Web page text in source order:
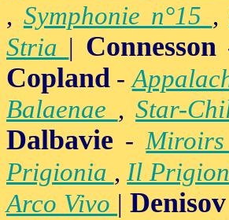
, Symphonie n°15 ,
Stria | Connesson
Copland -
Balaenae ,Star-
Dalbavie -
Prigionia ,Il
Arco Vivo | Denisov